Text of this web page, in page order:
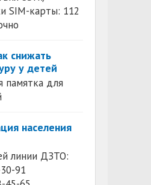
SIM-карты: 112
снижать
у детей
памятка для
населения
линии ДЗТО:
91